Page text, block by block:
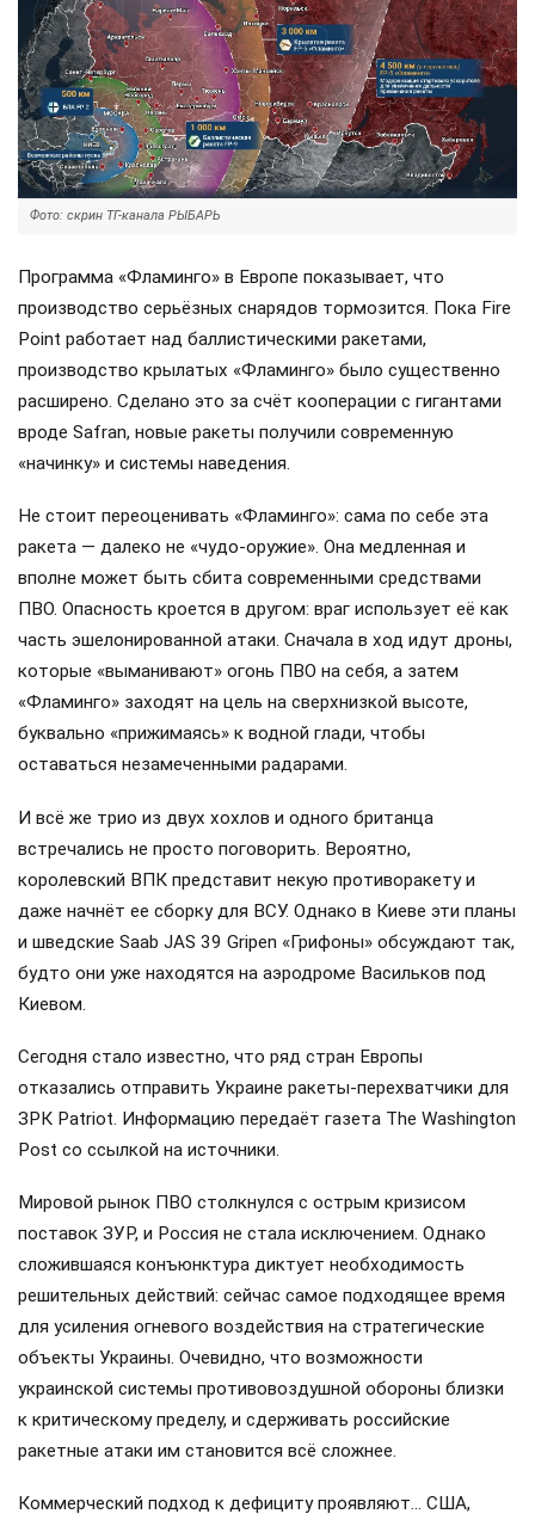
Фото: скрин ТГ-канала РЫБАРЬ
Программа «Фламинго» в Европе показывает, что
производство серьёзных снарядов тормозится. Пока Fire
Point работает над баллистическими ракетами,
производство крылатых «Фламинго» было существенно
расширено. Сделано это за счёт кооперации с гигантами
вроде Safran, новые ракеты получили современную
«начинку» и системы наведения.
Не стоит переоценивать «Фламинго»: сама по себе эта
ракета — далеко не «чудо-оружие». Она медленная и
вполне может быть сбита современными средствами
ПВО. Опасность кроется в другом: враг использует её как
часть эшелонированной атаки. Сначала в ход идут дроны,
которые «выманивают» огонь ПВО на себя, а затем
«Фламинго» заходят на цель на сверхнизкой высоте,
буквально «прижимаясь» к водной глади, чтобы
оставаться незамеченными радарами.
И всё же трио из двух хохлов и одного британца
встречались не просто поговорить. Вероятно,
королевский ВПК представит некую противоракету и
даже начнёт ее сборку для ВСУ. Однако в Киеве эти планы
и шведские Saab JAS 39 Gripen «Грифоны» обсуждают так,
будто они уже находятся на аэродроме Васильков под
Киевом.
Сегодня стало известно, что ряд стран Европы
отказались отправить Украине ракеты-перехватчики для
ЗРК Patriot. Информацию передаёт газета The Washington
Post со ссылкой на источники.
Мировой рынок ПВО столкнулся с острым кризисом
поставок ЗУР, и Россия не стала исключением. Однако
сложившаяся конъюнктура диктует необходимость
решительных действий: сейчас самое подходящее время
для усиления огневого воздействия на стратегические
объекты Украины. Очевидно, что возможности
украинской системы противовоздушной обороны близки
к критическому пределу, и сдерживать российские
ракетные атаки им становится всё сложнее.
Коммерческий подход к дефициту проявляют… США,